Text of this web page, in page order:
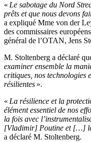
« Le sabotage du Nord
prêts et que nous devons
a expliqué Mme von der
des commissaires
général de l’OTAN, Jens
M. Stoltenberg a déclaré
examiner ensemble la
critiques, nos technologies
résilientes ».
« La résilience et la
élément essentiel de nos
la fois avec
[Vladimir] Poutine et […] le
a déclaré M. Stoltenberg.